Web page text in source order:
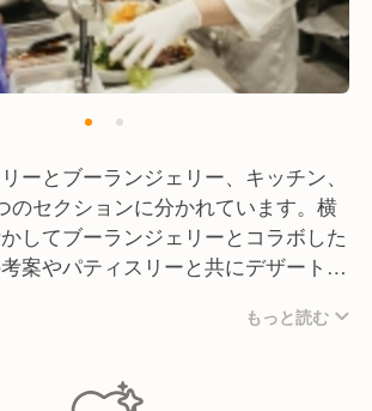
ーとブーランジェリー、キッチン、
のセクションに分かれています。横
してブーランジェリーとコラボした
案やパティスリーと共にデザートメ
げ、スキルを向上できる環境なので、
もっと読む